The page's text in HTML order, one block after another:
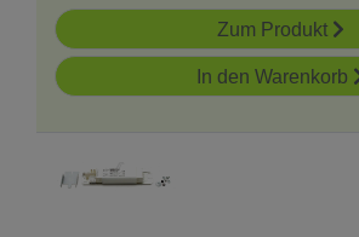
Zum Produkt
In den Warenkorb